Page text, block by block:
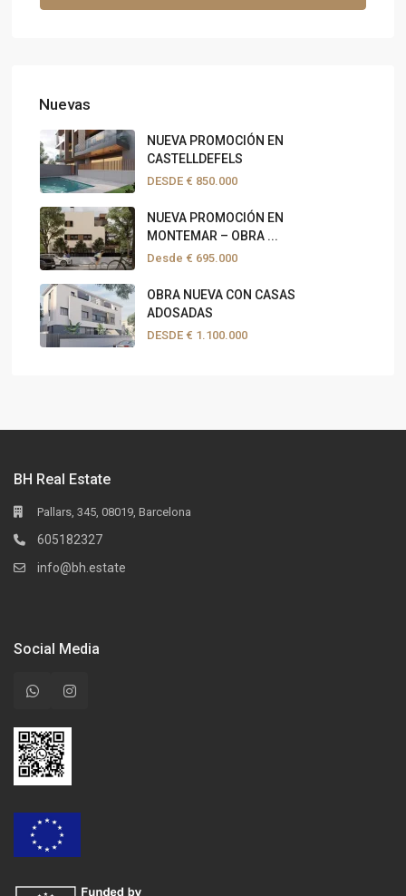
Nuevas
NUEVA PROMOCIÓN EN
CASTELLDEFELS
DESDE € 850.000
NUEVA PROMOCIÓN EN
MONTEMAR – OBRA ...
Desde € 695.000
OBRA NUEVA CON CASAS
ADOSADAS
DESDE € 1.100.000
BH Real Estate
Pallars, 345, 08019, Barcelona
605182327
info@bh.estate
Social Media